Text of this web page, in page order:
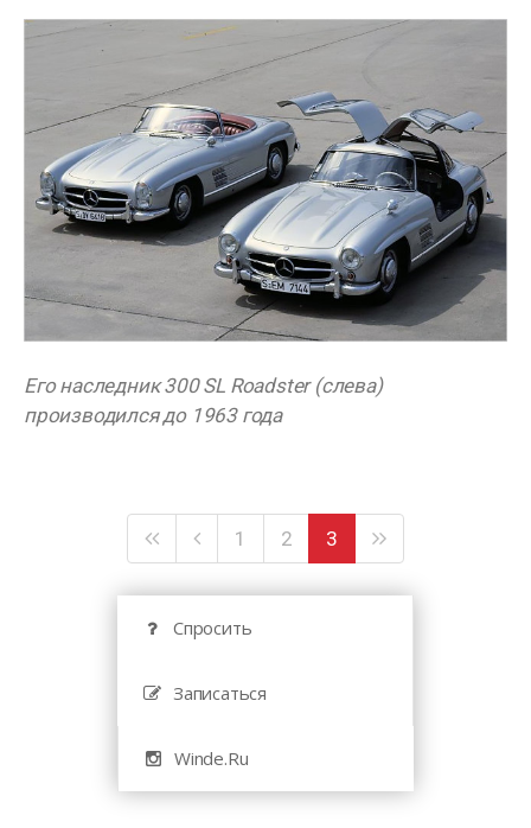
Его наследник 300 SL Roadster (слева)
производился до 1963 года
1 2 3
Спросить
Записаться
Winde.Ru